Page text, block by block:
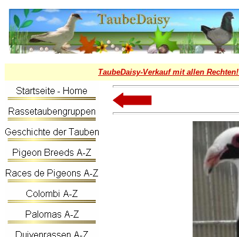
TaubeDaisy-Verkauf mit allen Rechten!